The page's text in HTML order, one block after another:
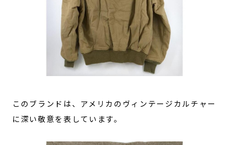
このブランドは、アメリカのヴィンテージカルチャー
に深い敬意を表しています。